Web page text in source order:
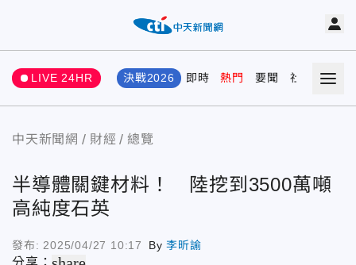
LIVE 24HR 決戰2026 即時 熱門 要聞 社會 娛樂
中天新聞網 財經 總覽
半導體關鍵材料！ 陸挖到3500萬噸
高純度石英
發布: 2025/04/27 10:17 By李昕諭
分享：